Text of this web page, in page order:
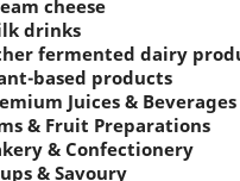
cheese
drinks
fermented dairy
based products
Juices & Beverages
& Fruit Preparations
& Confectionery
& Savoury